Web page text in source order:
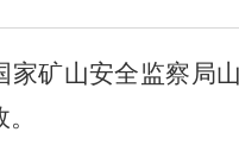
家矿山安全监察局